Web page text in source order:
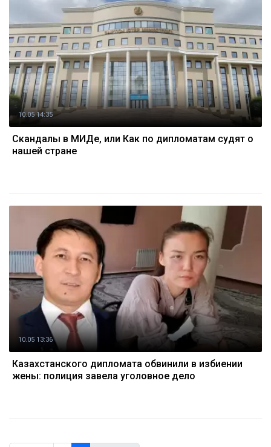
10.05 14:35
Скандалы в МИДе, или Как по дипломатам судят о
нашей стране
10.05 13:36
Казахстанского дипломата обвинили в избиении
жены: полиция завела уголовное дело